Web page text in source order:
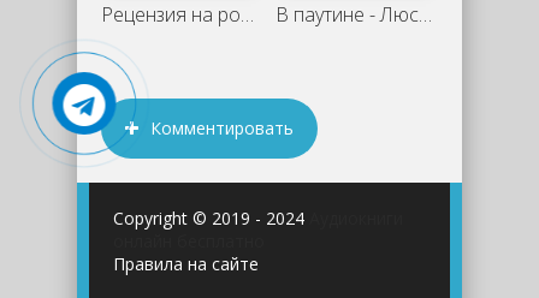
Рецензия на роман «Две жизни Изабель» В паутине - Люси Мод Монтгомери
Комментировать
Copyright © 2019 - 2024
Правила на сайте